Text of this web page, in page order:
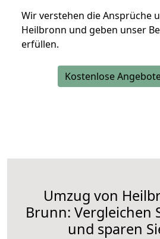
Wir verstehen die Ansprüche
Heilbronn und geben unser
erfüllen.
Kostenlose
Umzug von
Brunn: Vergleichen
und sparen